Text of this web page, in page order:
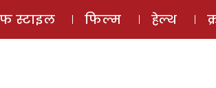
ई-मैगज़ीन
स्टाइल फिल्म हेल्थ